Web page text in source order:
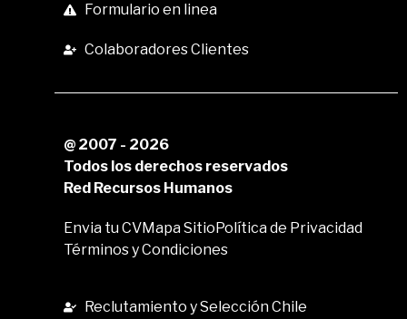
Formulario en linea
Colaboradores Clientes
@ 2007 - 2026
Todos los derechos reservados
Red Recursos Humanos
Envia tu CVMapa SitioPolítica de Privacidad
Términos y Condiciones
Reclutamiento y Selección Chile